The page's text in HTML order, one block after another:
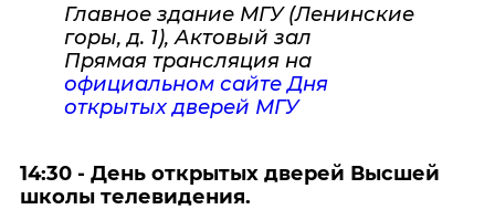
Главное здание МГУ (Ленинские
горы, д. 1), Актовый зал
Прямая трансляция на
официальном сайте Дня
открытых дверей МГУ
14:30 - День открытых дверей Высшей
школы телевидения.